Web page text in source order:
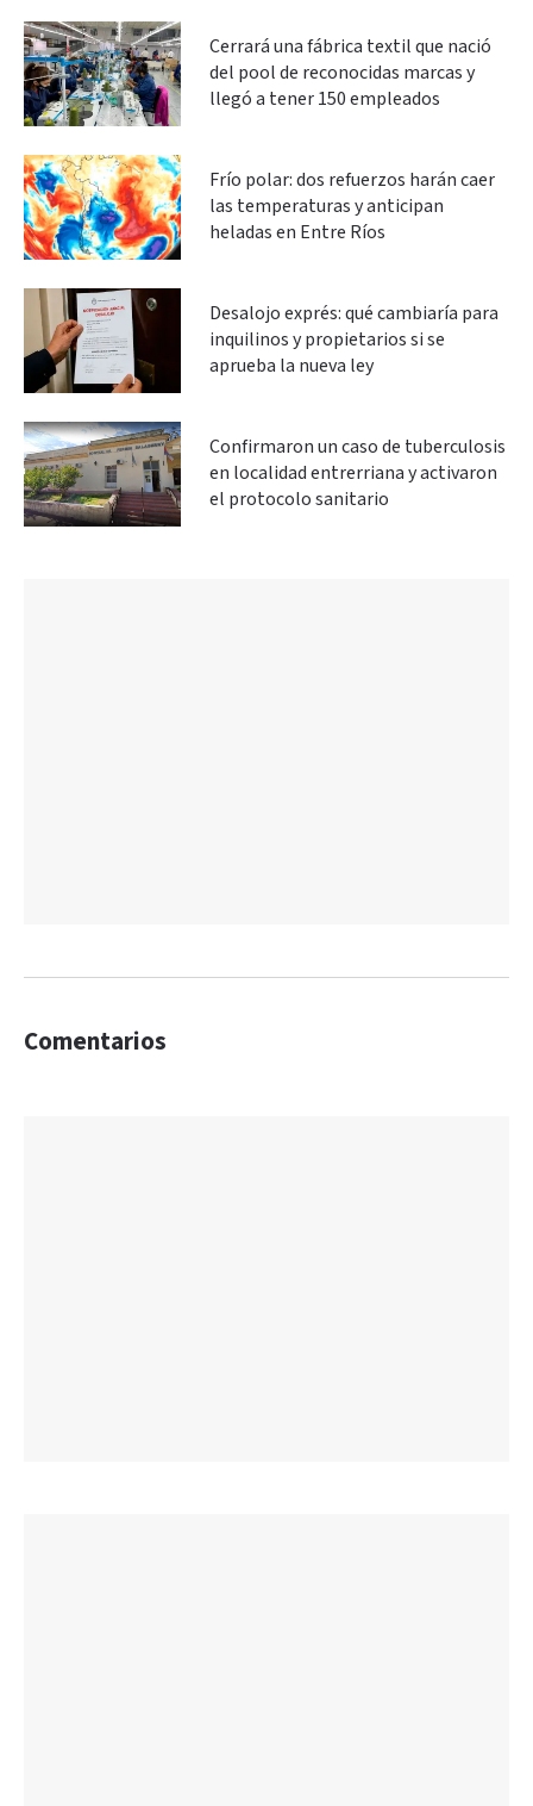
Cerrará una fábrica textil que nació
del pool de reconocidas marcas y
llegó a tener 150 empleados
Frío polar: dos refuerzos harán caer
las temperaturas y anticipan
heladas en Entre Ríos
Desalojo exprés: qué cambiaría para
inquilinos y propietarios si se
aprueba la nueva ley
Confirmaron un caso de tuberculosis
en localidad entrerriana y activaron
el protocolo sanitario
Comentarios